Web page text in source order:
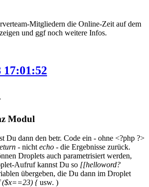
Mitgliedern die Online-Zeit auf dem
und ggf noch weitere Infos.
17:01:52
Modul
Du dann den betr. Code ein - ohne <?php ?>
- nicht echo - die Ergebnisse zurück.
Droplets auch parametrisiert werden,
Aufruf kannst Du so [[helloword?
übergeben, die Du dann im Droplet
($x==23) {usw. )